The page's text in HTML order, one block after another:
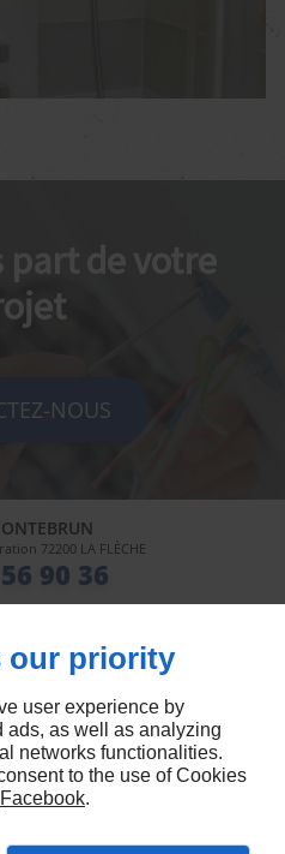
de votre
NOUS
72200 LA FLÈCHE
90 36
Mentions légales
Plan du site
site vitrine
our priority
user experience by
ads, as well as analyzing
networks functionalities.
to the use of Cookies
Facebook.